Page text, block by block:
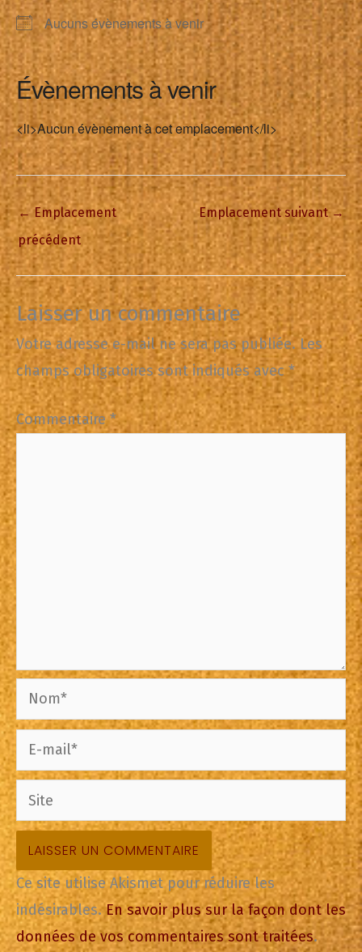
Aucuns évènements à venir
Évènements à venir
<li>Aucun évènement à cet emplacement</li>
←Emplacement
précédent
Emplacement suivant→
Laisser un commentaire
Votre adresse e-mail ne sera pas publiée. Les
champs obligatoires sont indiqués avec*
Commentaire*
Nom*
E-
mail*
Site
Ce site utilise Akismet pour réduire les
indésirables.En savoir plus sur la façon dont les
données de vos commentaires sont traitées.